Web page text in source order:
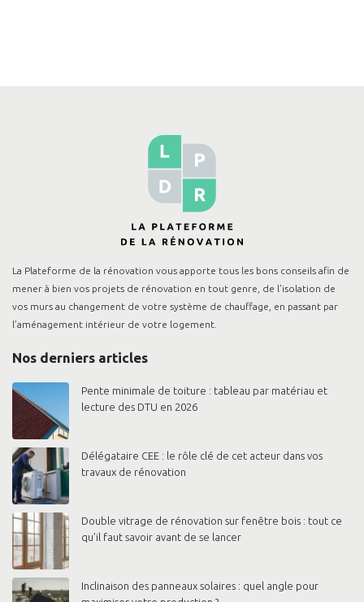
La Plateforme de la rénovation vous apporte tous les bons conseils afin de
mener à bien vos projets de rénovation en tout genre, de l’isolation de
vos murs au changement de votre système de chauffage, en passant par
l’aménagement intérieur de votre logement.
Nos derniers articles
Pente minimale de toiture : tableau par matériau et
lecture des DTU en 2026
Délégataire CEE : le rôle clé de cet acteur dans vos
travaux de rénovation
Double vitrage de rénovation sur fenêtre bois : tout ce
qu’il faut savoir avant de se lancer
Inclinaison des panneaux solaires : quel angle pour